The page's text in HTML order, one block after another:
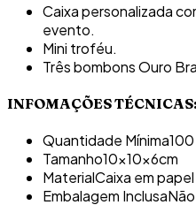
Caixa personalizada
evento.
Mini troféu.
Três bombons Ouro
INFOMAÇÕES TÉCNICAS:
Quantidade Mínima
Tamanho10x10x6cm
MaterialCaixa em
Embalagem InclusaNão